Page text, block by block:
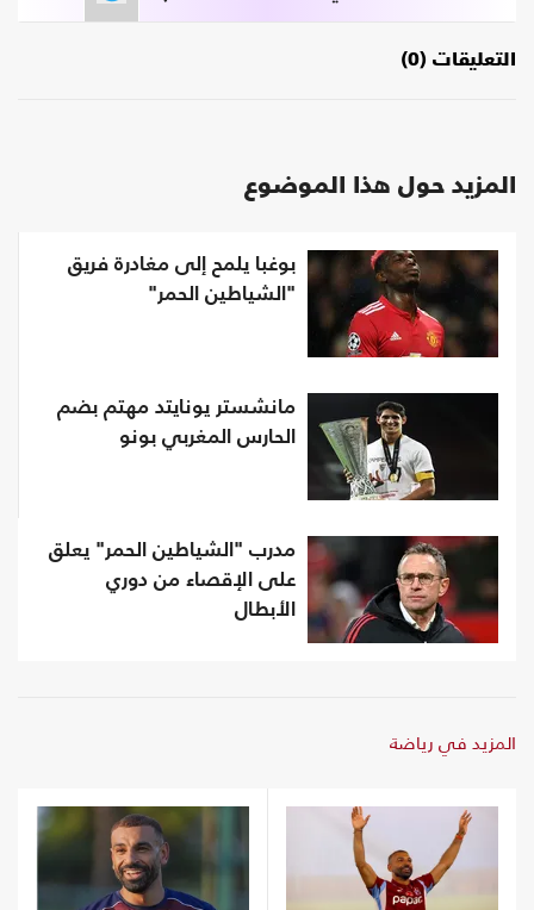
التعليقات (0)
المزيد حول هذا الموضوع
بوغبا يلمح إلى مغادرة فريق
"الشياطين الحمر"
مانشستر يونايتد مهتم بضم
الحارس المغربي بونو
مدرب "الشياطين الحمر" يعلق
على الإقصاء من دوري
الأبطال
المزيد في رياضة